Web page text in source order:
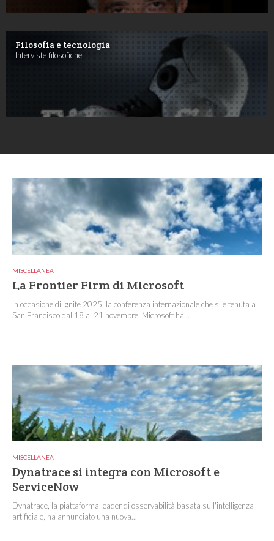
Filosofia e tecnologia
Interviste filosofiche
MISCELLANEA
La Frontier Firm di Microsoft
In occasione di Ignite 2025, la conferenza internazionale che si è tenuta a
San Francisco dal 18 al 21 novembre, Microsoft ha...
MISCELLANEA
Dynatrace si integra con Microsoft e
ServiceNow
Dynatrace, la piattaforma leader di osservabilità basata sull'intelligenza
artificiale, ha annunciato una nuova...